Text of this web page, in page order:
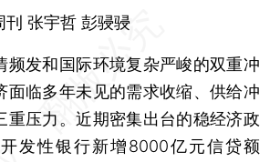
刊 张宇哲 彭骎骎
发和国际环境复杂严峻的双重冲
面临多年未见的需求收缩、供给冲
重压力。近期密集出台的稳经济政
发性银行新增8000亿元信贷额